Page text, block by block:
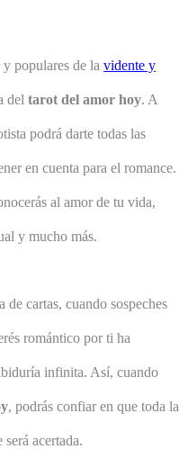
populares de la vidente y
del tarot del amor hoy. A
podrá darte todas las
en cuenta para el romance.
al amor de tu vida,
y mucho más.
de cartas, cuando sospeches
romántico por ti ha
infinita. Así, cuando
, podrás confiar en que toda la
acertada.